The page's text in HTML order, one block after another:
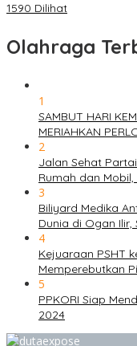
1590 Dilihat
Olahraga
1
SAMBUT HARI
MERIAHKAN
2
Jalan Sehat
Rumah dan
3
Biliyard Medika
Dunia di Ogan
4
Kejuaraan PSHT
Memperebutkan
5
PPKORI Siap
2024